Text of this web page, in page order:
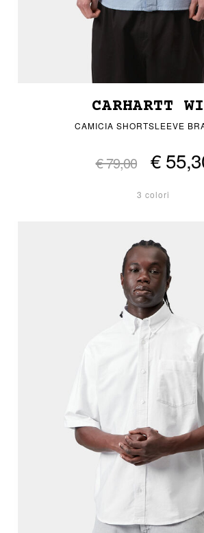
CARHARTT
CAMICIA SHORTSLEEVE
€ 79,00 €
3 colori